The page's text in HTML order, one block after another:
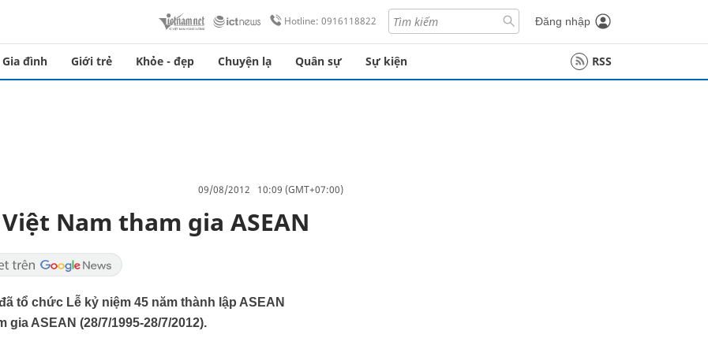
Hotline: 0916118822 Đăng nhập
Gia đình Giới trẻ Khỏe - đẹp Chuyện lạ Quân sự Sự kiện RSS
09/08/2012 10:09 (GMT+07:00)
Nam tham gia ASEAN
tổ chức Lễ kỷ niệm 45 năm thành lập ASEAN
gia ASEAN (28/7/1995-28/7/2012).